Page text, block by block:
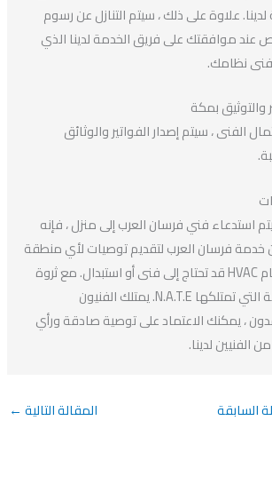
علاوة على ذلك ، سيتم التنازل عن رسوم
موافقتك على فريق الخدمة لدينا الذي
بمكة
، سيتم إصدار الفواتير والوثائق
فني فرسان العرب إلى منزل ، فإنه
فرسان العرب لتقديم توصيات لأي منطقة
من نظام HVAC قد تحتاج إلى فنى أو استبدال. مع ثروة
المعرفة التي تمتلكها N.A.T.E. يمتلك الفنيون
، يمكنك الاعتماد على توصية صادقة ورأي
لدينا.
المقالة التالية←